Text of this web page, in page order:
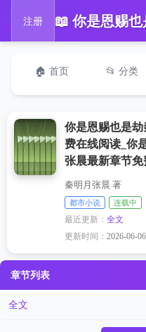
注册
🏠 首页 📂 分类
你是恩赐也是
费在线阅读_你
张晨最新章节
秦明月张晨 著
都市小说 连载中
最近更新：全文
更新时间：2026-06-
章节列表
全文